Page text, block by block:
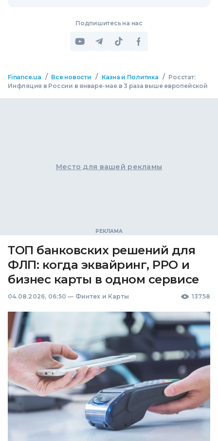
Подпишитесь на нас
Finance.ua / Все новости / Казна и Политика / Росстат:
Инфляция в России в январе-мае в 3 раза выше европейской
Место для вашей рекламы
ТОП банковских решений для
ФЛП: когда эквайринг, РРО и
бизнес карты в одном сервисе
04.08.2026, 06:50 — Финтех и Карты 13758